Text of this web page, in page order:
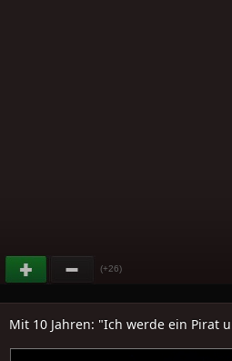
(+26)
Mit 10 Jahren: "Ich werde ein Pirat